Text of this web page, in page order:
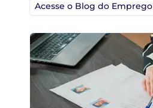
Acesse o Blog do Emprego